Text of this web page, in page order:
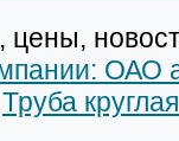
ОАО
Труба